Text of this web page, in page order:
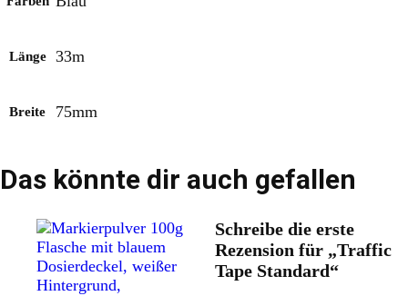
Länge 33m
Breite 75mm
Das könnte dir auch gefallen
Schreibe die erste
Rezension für „Traffic
Tape Standard“